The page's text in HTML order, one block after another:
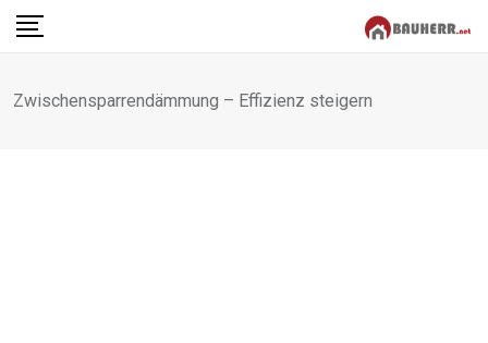
Skip
Zwischensparrendämmung – Effizienz steigern